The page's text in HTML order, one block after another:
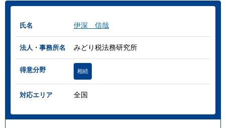
氏名 伊深 信哉
法人・事務所名 みどり税法務研究所
得意分野 相続
対応エリア 全国